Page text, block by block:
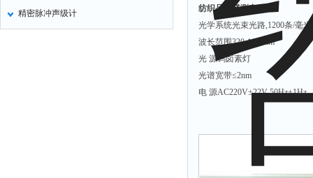
计算机
精密脉冲声级计
纺织品甲醛测定仪
光学系统光束光路,1200条/毫
波长范围320-1100nm
光 源钨卤素灯
光谱宽带≤2nm
电 源AC220V±22V 50Hz±1Hz